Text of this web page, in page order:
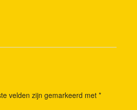
velden zijn gemarkeerd met*